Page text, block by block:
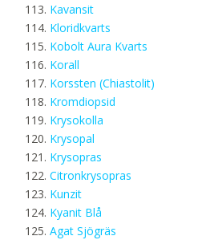
Kavansit
Kloridkvarts
Kobolt Aura Kvarts
Korall
Korssten (Chiastolit)
Kromdiopsid
Krysokolla
Krysopal
Krysopras
Citronkrysopras
Kunzit
Kyanit Blå
Agat Sjögräs